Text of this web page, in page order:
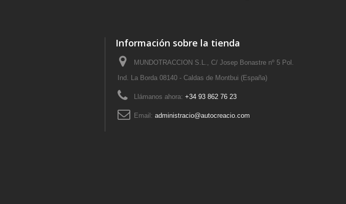
Información sobre la tienda
MUNDOTRACCION S.L., C/ Josep Bonastre nº 5 Pol.
Ind. La Borda 08140 - Caldas de Montbui (España)
Llámanos ahora: +34 93 862 76 23
Email: administracio@autocreacio.com